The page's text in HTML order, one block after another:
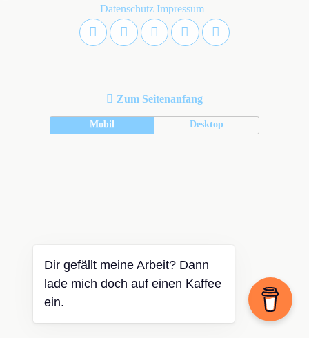
Datenschutz Impressum
Zum Seitenanfang
Mobil Desktop
Dir gefällt meine Arbeit? Dann
lade mich doch auf einen Kaffee
ein.